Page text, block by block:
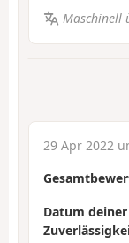
Maschinell
29 Apr 2022
Datum